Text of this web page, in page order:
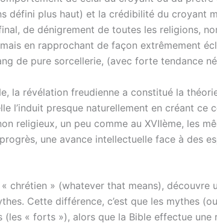
défini plus haut) et la crédibilité du croyant
de dénigrement de toutes les religions,
en rapprochant de façon extrêmement
de pure sorcellerie, (avec forte tendance
la révélation freudienne a constitué la
l’induit presque naturellement en créant
religieux, un peu comme au XVIIème, les
une avance intellectuelle face à des
chrétien » (whatever that means),
Cette différence, c’est que les mythes
(les « forts »), alors que la Bible effectue